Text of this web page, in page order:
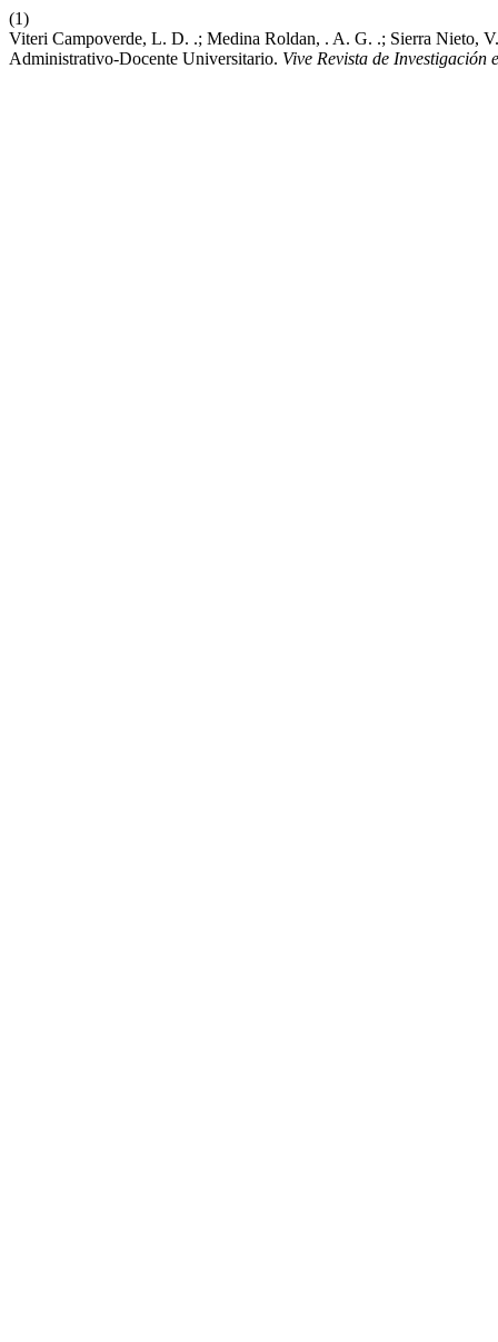
(1)
Viteri Campoverde, L. D. .; Medina Roldan, . A. G. .; Sierra Nieto,
Administrativo-Docente Universitario. Vive Revista de Investigación